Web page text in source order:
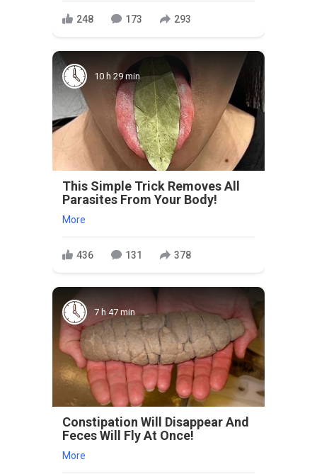
248 173 293
10 h 29 min
This Simple Trick Removes All
Parasites From Your Body!
More
436 131 378
7 h 47 min
Constipation Will Disappear And
Feces Will Fly At Once!
More